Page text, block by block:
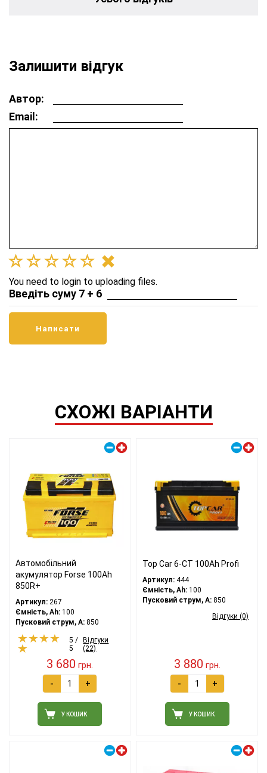
Залишити відгук
Автор:
Email:
You need to login to uploading files.
Введіть суму 7 + 6
СХОЖІ ВАРІАНТИ
Автомобільний
акумулятор Forse 100Ah
850R+
Артикул: 267
Ємність, Ah: 100
Пусковий струм, A: 850
5 /
5
Відгуки
(22)
3 680 грн.
- +
У КОШИК
Top Car 6-CT 100Ah Profi
Артикул: 444
Ємність, Ah: 100
Пусковий струм, A: 850
Відгуки (0)
3 880 грн.
- +
У КОШИК